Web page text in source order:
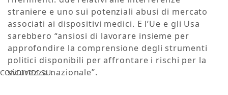
straniere e uno sui potenziali abusi di mercato
associati ai dispositivi medici. E l’Ue e gli Usa
sarebbero “ansiosi di lavorare insieme per
approfondire la comprensione degli strumenti
politici disponibili per affrontare i rischi per la
sicurezza nazionale”.
CONDIVIDI SU: